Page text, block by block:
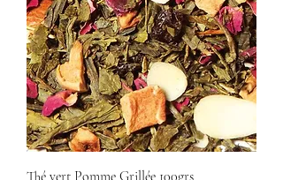
Thé vert Pomme Grillée 100grs